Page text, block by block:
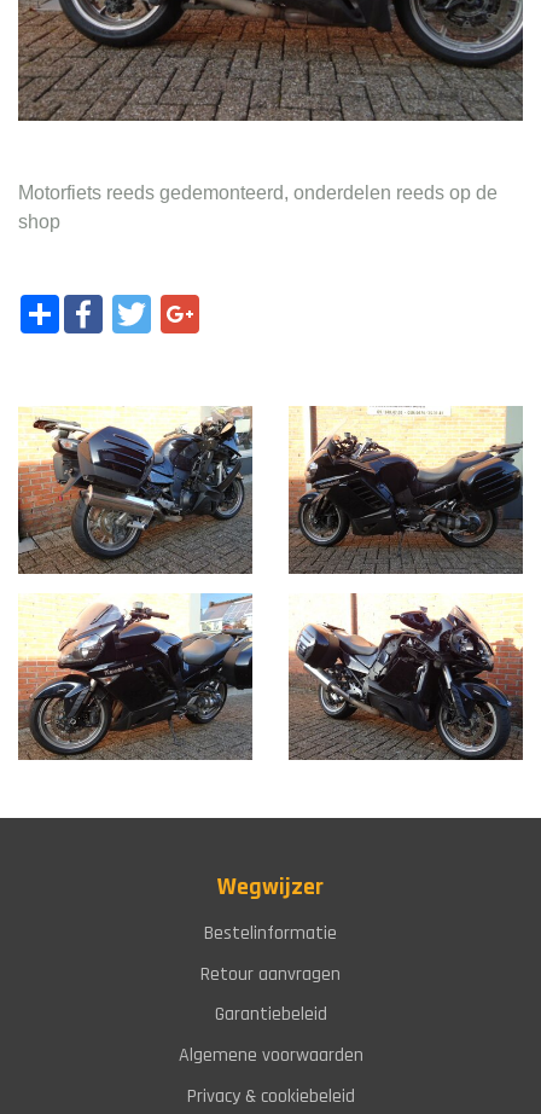
Motorfiets reeds gedemonteerd, onderdelen reeds op de
shop
Share FacebookTwitter
Wegwijzer
Bestelinformatie
Retour aanvragen
Garantiebeleid
Algemene voorwaarden
Privacy & cookiebeleid